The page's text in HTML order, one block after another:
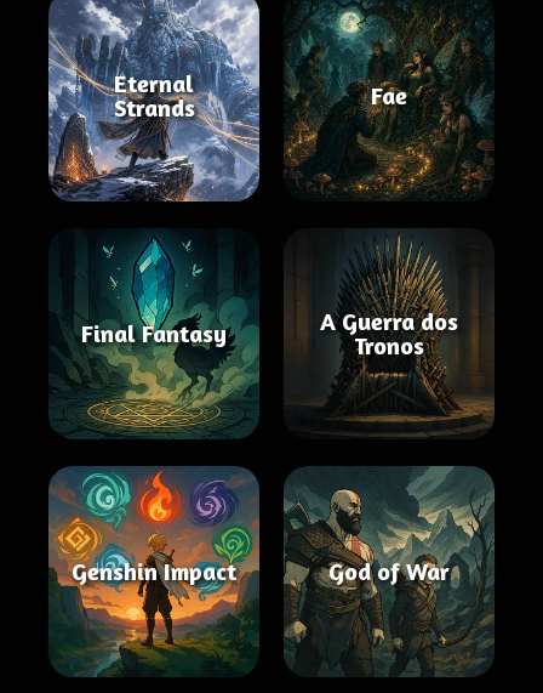
Eternal
Strands
Fae
Final Fantasy
A Guerra dos
Tronos
Genshin Impact God of War